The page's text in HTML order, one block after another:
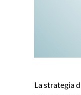
La strategia